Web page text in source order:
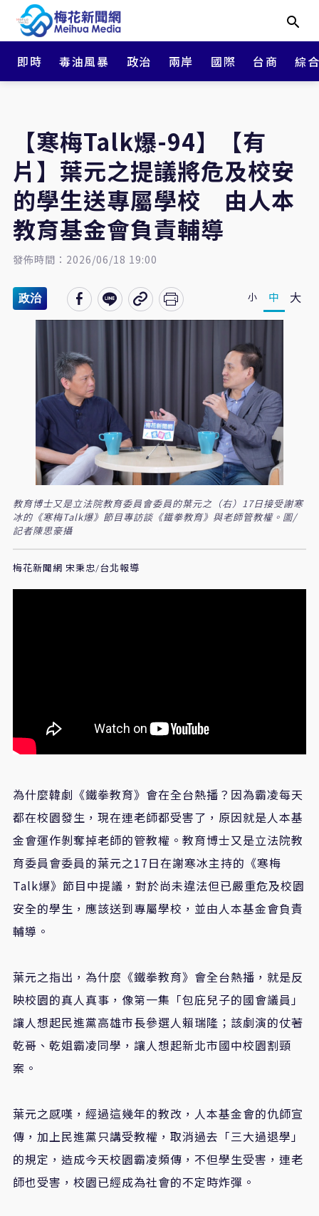
即時 毒油風暴 政治 兩岸 國際 台商 綜
【寒梅Talk爆-94】【有
片】葉元之提議將危及校安
的學生送專屬學校 由人本
教育基金會負責輔導
發佈時間：2026/06/18 19:00
政治 小 中 大
教育博士又是立法院教育委員會委員的葉元之（右）17日接受謝寒
冰的《寒梅Talk爆》節目專訪談《鐵拳教育》與老師管教權。圖/
記者陳思豪攝
梅花新聞網 宋秉忠/台北報導
為什麼韓劇《鐵拳教育》會在全台熱播？因為霸凌每天
都在校園發生，現在連老師都受害了，原因就是人本基
金會運作剝奪掉老師的管教權。教育博士又是立法院教
育委員會委員的葉元之17日在謝寒冰主持的《寒梅
Talk爆》節目中提議，對於尚未違法但已嚴重危及校園
安全的學生，應該送到專屬學校，並由人本基金會負責
輔導。
葉元之指出，為什麼《鐵拳教育》會全台熱播，就是反
映校園的真人真事，像第一集「包庇兒子的國會議員」
讓人想起民進黨高雄市長參選人賴瑞隆；該劇演的仗著
乾哥、乾姐霸凌同學，讓人想起新北市國中校園割頸
案。
葉元之感嘆，經過這幾年的教改，人本基金會的仇師宣
傳，加上民進黨只講受教權，取消過去「三大過退學」
的規定，造成今天校園霸凌頻傳，不但學生受害，連老
師也受害，校園已經成為社會的不定時炸彈。